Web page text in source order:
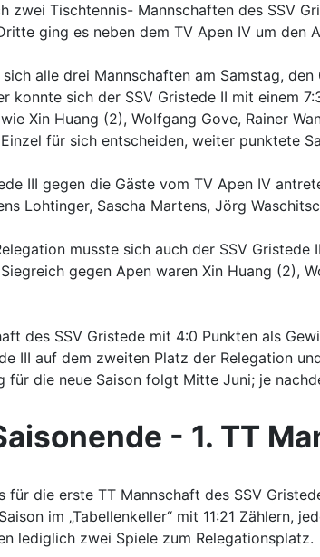
zwei Tischtennis- Mannschaften des SSV
ging es neben dem TV Apen IV um den
alle drei Mannschaften am Samstag,
konnte sich der SSV Gristede II mit einem
Xin Huang (2), Wolfgang Gove, Rainer
für sich entscheiden, weiter punktete
III gegen die Gäste vom TV Apen IV
Lohtinger, Sascha Martens, Jörg
musste sich auch der SSV
gegen Apen waren Xin Huang (2),
des SSV Gristede mit 4:0 Punkten als
III auf dem zweiten Platz der Relegation
für die neue Saison folgt Mitte Juni; je
- 1. TT
für die erste TT Mannschaft des SSV
im „Tabellenkeller“ mit 11:21 Zählern,
lediglich zwei Spiele zum Relegationsplatz.